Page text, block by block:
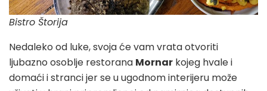
Bistro Štorija
Nedaleko od luke, svoja će vam vrata otvoriti
ljubazno osoblje restorana Mornar kojeg hvale i
domaći i stranci jer se u ugodnom interijeru može